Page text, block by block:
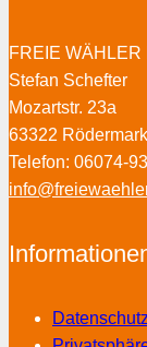
FREIE WÄHLER
Stefan Schefter
Mozartstr. 23a
63322 Rödermark
Telefon: 06074-